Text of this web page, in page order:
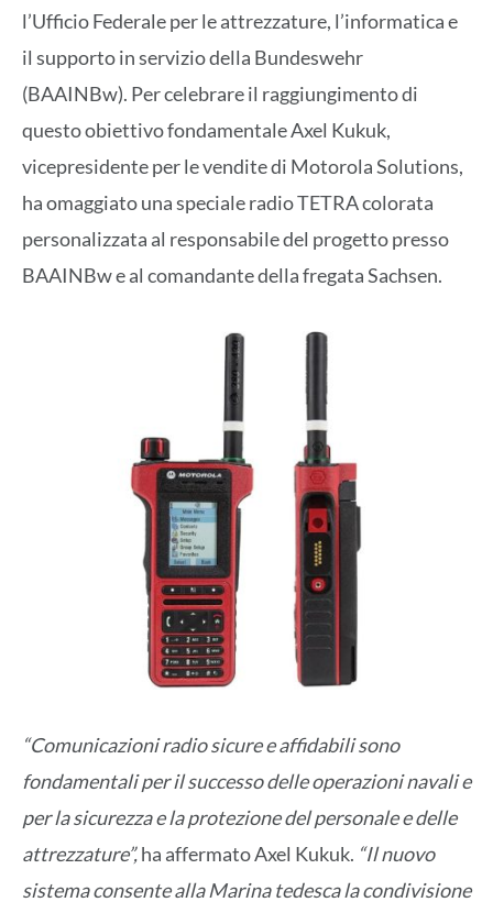
l’Ufficio Federale per le attrezzature, l’informatica e
il supporto in servizio della Bundeswehr
(BAAINBw). Per celebrare il raggiungimento di
questo obiettivo fondamentale Axel Kukuk,
vicepresidente per le vendite di Motorola Solutions,
ha omaggiato una speciale radio TETRA colorata
personalizzata al responsabile del progetto presso
BAAINBw e al comandante della fregata Sachsen.
“Comunicazioni radio sicure e affidabili sono
fondamentali per il successo delle operazioni navali e
per la sicurezza e la protezione del personale e delle
attrezzature”,ha affermato Axel Kukuk. “Il nuovo
sistema consente alla Marina tedesca la condivisione